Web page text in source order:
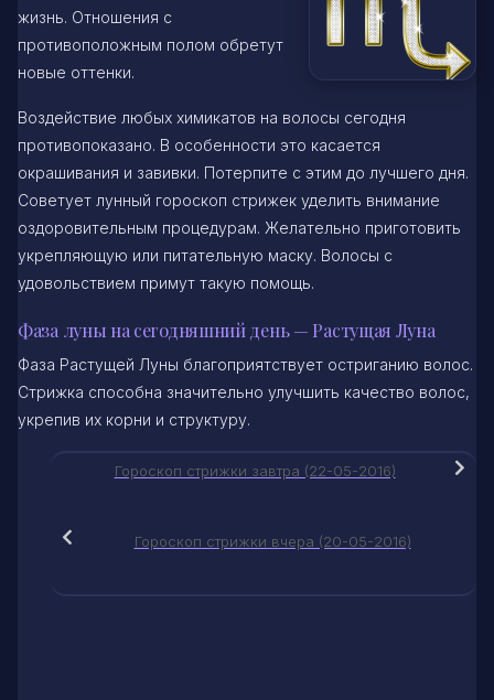
жизнь. Отношения с
противоположным полом обретут
новые оттенки.
Воздействие любых химикатов на волосы сегодня
противопоказано. В особенности это касается
окрашивания и завивки. Потерпите с этим до лучшего дня.
Советует лунный гороскоп стрижек уделить внимание
оздоровительным процедурам. Желательно приготовить
укрепляющую или питательную маску. Волосы с
удовольствием примут такую помощь.
Фаза луны на сегодняшний день — Растущая Луна
Фаза Растущей Луны благоприятствует остриганию волос.
Стрижка способна значительно улучшить качество волос,
укрепив их корни и структуру.
Гороскоп стрижки завтра (22-05-2016)
Гороскоп стрижки вчера (20-05-2016)